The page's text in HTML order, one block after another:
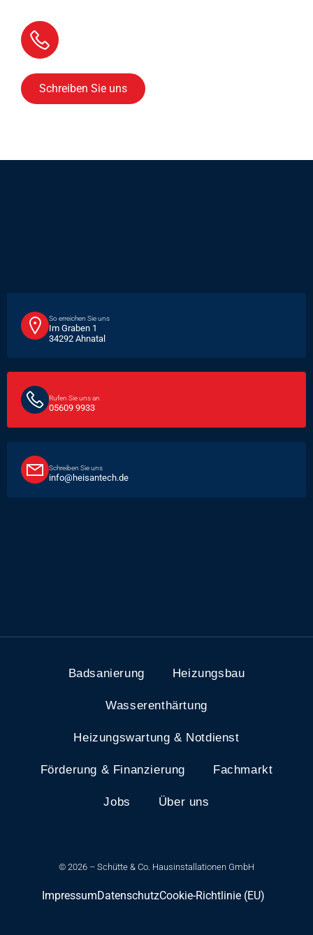
Schreiben Sie uns
So erreichen Sie uns
Im Graben 1
34292 Ahnatal
Rufen Sie uns an
05609 9933
Schreiben Sie uns
info@heisantech.de
Badsanierung Heizungsbau
Wasserenthärtung
Heizungswartung & Notdienst
Förderung & Finanzierung Fachmarkt
Jobs Über uns
© 2026 – Schütte & Co. Hausinstallationen GmbH
ImpressumDatenschutzCookie-Richtlinie (EU)